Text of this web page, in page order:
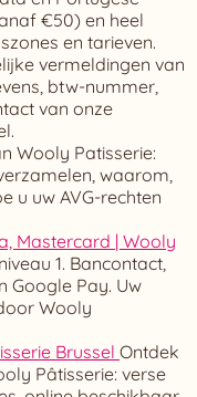
€50) en heel
en tarieven.
vermeldingen van
btw-nummer,
van onze
Wooly Patisserie:
waarom,
u uw AVG-rechten
Mastercard | Wooly
1. Bancontact,
Google Pay. Uw
Wooly
Brussel Ontdek
Pâtisserie: verse